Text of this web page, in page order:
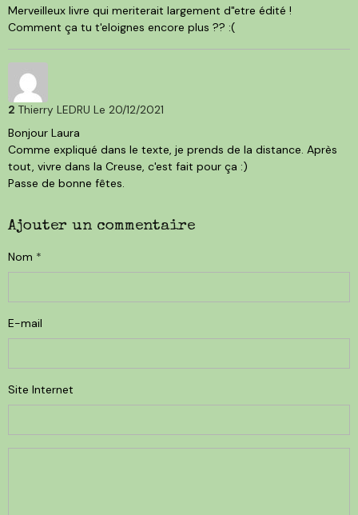
Merveilleux livre qui meriterait largement d"etre édité !
Comment ça tu t'eloignes encore plus ?? :(
2 Thierry LEDRU Le 20/12/2021
Bonjour Laura
Comme expliqué dans le texte, je prends de la distance. Après
tout, vivre dans la Creuse, c'est fait pour ça :)
Passe de bonne fêtes.
Ajouter un commentaire
Nom
E-mail
Site Internet